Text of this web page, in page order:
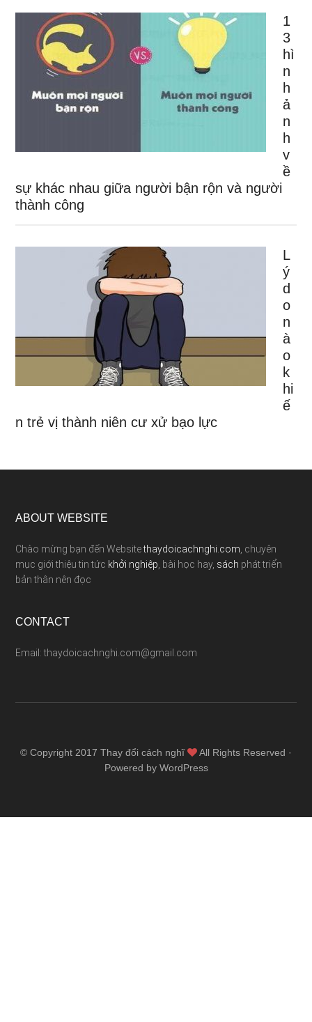
1
3
hì
n
h
ả
n
h
v
ề
sự khác nhau giữa người bận rộn và người
thành công
L
ý
d
o
n
à
o
k
hi
ế
n trẻ vị thành niên cư xử bạo lực
ABOUT WEBSITE
Chào mừng bạn đến Websitethaydoicachnghi.com , chuyên
mục giới thiệu tin tức khởi nghiệp , bài học hay, sách phát triển
bản thân nên đọc
CONTACT
Email: thaydoicachnghi.com@gmail.com
© Copyright 2017 Thay đổi cách nghĩ
All Rights Reserved ·
Powered by WordPress